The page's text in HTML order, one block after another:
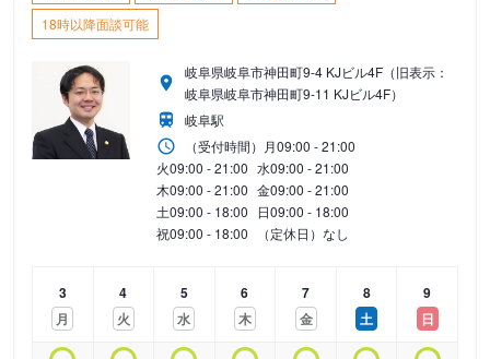
18時以降面談可能
岐阜県岐阜市神田町9-4 KJビル4F（旧表示：
岐阜県岐阜市神田町9-11 KJビル4F）
岐阜駅
（受付時間） 月09:00 - 21:00
火09:00 - 21:00 水09:00 - 21:00
木09:00 - 21:00 金09:00 - 21:00
土09:00 - 18:00 日09:00 - 18:00
祝09:00 - 18:00 （定休日）なし
3
月
4
火
5
水
6
木
7
金
8
土
9
日